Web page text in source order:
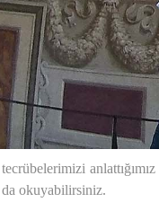
anlattığımız
da okuyabilirsiniz.